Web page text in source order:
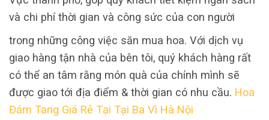
và chi phí thời gian và công sức của con người
trong những công việc săn mua hoa. Với dịch vụ
giao hàng tận nhà của bên tôi, quý khách hàng rất
có thể an tâm rằng món quà của chính mình sẽ
được giao tới địa điểm & thời gian có nhu cầu. Hoa
Đám Tang Giá Rẻ Tại Tại Ba Vì Hà Nội